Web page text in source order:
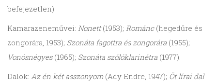
befejezetlen).
Kamarazeneművei: Nonett(1953); Románc(hegedűre és
zongorára, 1953); Szonáta fagottra és zongorára (1955);
Vonósnégyes(1965); Szonáta szólóklarinétra (1977).
Dalok: Az én két asszonyom (Ady Endre, 1947); Öt lírai dal